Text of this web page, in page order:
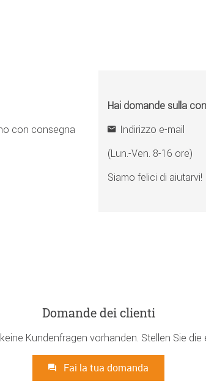
con consegna
Hai domande sulla
Indirizzo e-mail
(Lun.-Ven. 8-16 ore)
Siamo felici di aiutarvi!
Domande dei clienti
Kundenfragen vorhanden. Stellen Sie die
Fai la tua domanda